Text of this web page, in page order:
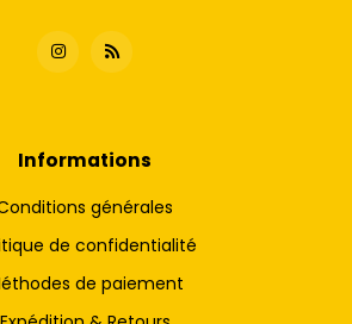
Informations
générales
de confidentialité
de paiement